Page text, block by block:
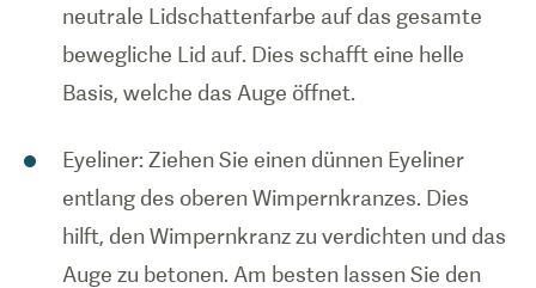
neutrale Lidschattenfarbe auf das gesamte
bewegliche Lid auf. Dies schafft eine helle
Basis, welche das Auge öffnet.
Eyeliner: Ziehen Sie einen dünnen Eyeliner
entlang des oberen Wimpernkranzes. Dies
hilft, den Wimpernkranz zu verdichten und das
Auge zu betonen. Am besten lassen Sie den